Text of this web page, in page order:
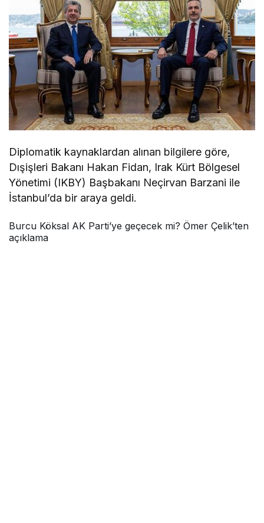
Diplomatik kaynaklardan alınan bilgilere göre,
Dışişleri Bakanı Hakan Fidan, Irak Kürt Bölgesel
Yönetimi (IKBY) Başbakanı Neçirvan Barzani ile
İstanbul’da bir araya geldi.
Burcu Köksal AK Parti’ye geçecek mi? Ömer Çelik’ten
açıklama